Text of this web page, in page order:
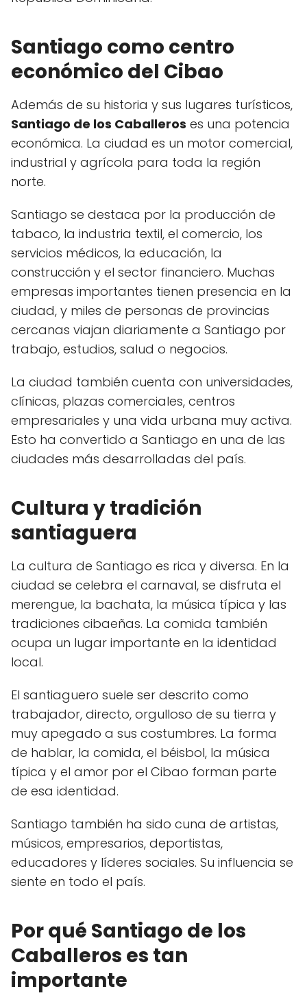
Santiago como centro
económico del Cibao
Además de su historia y sus lugares turísticos,
Santiago de los Caballeros es una potencia
económica. La ciudad es un motor comercial,
industrial y agrícola para toda la región
norte.
Santiago se destaca por la producción de
tabaco, la industria textil, el comercio, los
servicios médicos, la educación, la
construcción y el sector financiero. Muchas
empresas importantes tienen presencia en la
ciudad, y miles de personas de provincias
cercanas viajan diariamente a Santiago por
trabajo, estudios, salud o negocios.
La ciudad también cuenta con universidades,
clínicas, plazas comerciales, centros
empresariales y una vida urbana muy activa.
Esto ha convertido a Santiago en una de las
ciudades más desarrolladas del país.
Cultura y tradición
santiaguera
La cultura de Santiago es rica y diversa. En la
ciudad se celebra el carnaval, se disfruta el
merengue, la bachata, la música típica y las
tradiciones cibaeñas. La comida también
ocupa un lugar importante en la identidad
local.
El santiaguero suele ser descrito como
trabajador, directo, orgulloso de su tierra y
muy apegado a sus costumbres. La forma
de hablar, la comida, el béisbol, la música
típica y el amor por el Cibao forman parte
de esa identidad.
Santiago también ha sido cuna de artistas,
músicos, empresarios, deportistas,
educadores y líderes sociales. Su influencia se
siente en todo el país.
Por qué Santiago de los
Caballeros es tan
importante